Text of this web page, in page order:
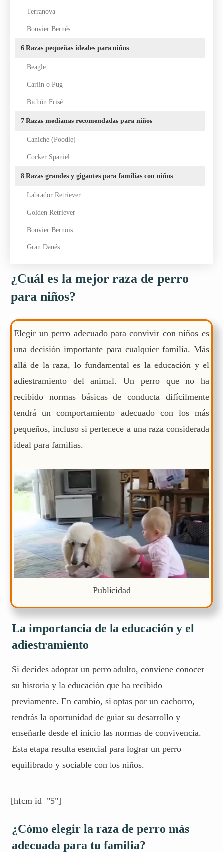
Terranova
Bouvier Bernés
6 Razas pequeñas ideales para niños
Beagle
Carlin o Pug
Bichón Frisé
7 Razas medianas recomendadas para niños
Caniche (Poodle)
Cocker Spaniel
8 Razas grandes y gigantes para familias con niños
Labrador Retriever
Golden Retriever
Bouvier Bernois
Gran Danés
¿Cuál es la mejor raza de perro
para niños?
Elegir un perro adecuado para convivir con niños es
una decisión importante para cualquier familia. Más
allá de la raza, lo fundamental es la educación y el
adiestramiento del animal. Un perro que no ha
recibido normas básicas de conducta difícilmente
tendrá un comportamiento adecuado con los más
pequeños, incluso si pertenece a una raza considerada
ideal para familias.
Publicidad
La importancia de la educación y el
adiestramiento
Si decides adoptar un perro adulto, conviene conocer
su historia y la educación que ha recibido
previamente. En cambio, si optas por un cachorro,
tendrás la oportunidad de guiar su desarrollo y
enseñarle desde el inicio las normas de convivencia.
Esta etapa resulta esencial para lograr un perro
equilibrado y sociable con los niños.
[hfcm id="5"]
¿Cómo elegir la raza de perro más
adecuada para tu familia?